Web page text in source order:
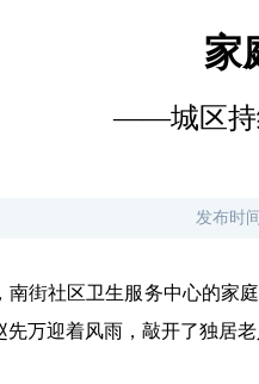
家
​——城区持
发布时
南街社区卫生服务中心的家
先万迎着风雨，敲开了独居